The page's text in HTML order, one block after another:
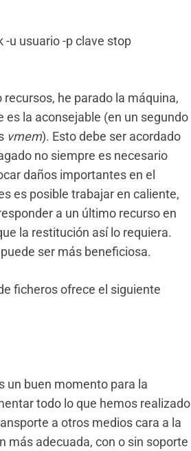
u usuario -p clave stop
he parado la máquina,
es la aconsejable (en un segundo
vmem). Esto debe ser acordado
no siempre es necesario
daños importantes en el
es posible trabajar en caliente,
a un último recurso en
la restitución así lo requiera.
ser más beneficiosa.
ficheros ofrece el siguiente
un buen momento para la
todo lo que hemos realizado
a otros medios cara a la
más adecuada, con o sin soporte